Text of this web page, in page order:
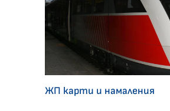
ЖП карти и намаления